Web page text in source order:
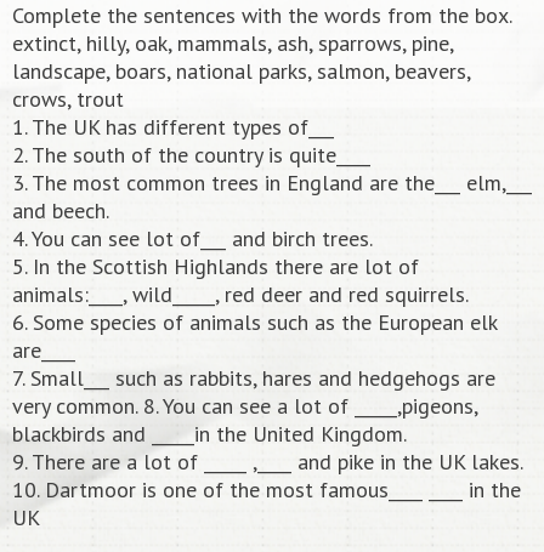
Complete the sentences with the words from the box.
extinct, hilly, oak, mammals, ash, sparrows, pine,
landscape, boars, national parks, salmon, beavers,
crows, trout
1. The UK has different types of___
2. The south of the country is quite____
3. The most common trees in England are the___ elm,___
and beech.
4. You can see lot of___ and birch trees.
5. In the Scottish Highlands there are lot of
animals:____, wild_____, red deer and red squirrels.
6. Some species of animals such as the European elk
are____
7. Small___ such as rabbits, hares and hedgehogs are
very common. 8. You can see a lot of _____,pigeons,
blackbirds and _____in the United Kingdom.
9. There are a lot of _____ ,____ and pike in the UK lakes.
10. Dartmoor is one of the most famous____ ____ in the
UK​